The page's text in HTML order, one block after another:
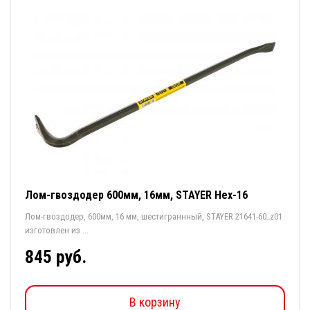
Лом-гвоздодер 600мм, 16мм, STAYER Hex-16
Лом-гвоздодер, 600мм, 16 мм, шестиграннный, STAYER 21641-60_z01
изготовлен из ...
845 руб.
В корзину